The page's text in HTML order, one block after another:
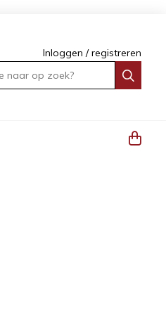
Inloggen /registreren
op zoek?